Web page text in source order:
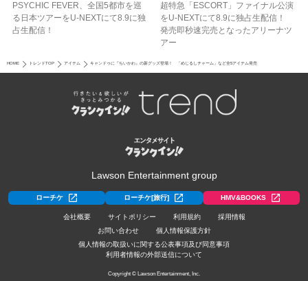
PSYCHIC FEVER、全国5都市を巡
る日本ツアーをU‐NEXTにて8.9に独
占生配信！
超特急「ESCORT」ファイナル公演
をU-NEXTにて8.9に独占生配信！
発売即秒速完売となったアリーナツ
アー
HOME トレンドTOP アイテム キャンドゥに『ちいかわ』の新グッズ登場！ 「めじるしチャーム」など全5アイテム発売
Lawson Entertainment group
ローチケ ローチケ[旅行] HMV&BOOKS
会社概要 サイトポリシー 利用規約
採用情報
お問い合わせ
個人情報保護方針
個人情報の取扱いに関する公表事項及び同意事項
利用者情報の外部送信について
Copyright © Lawson Entertainment, Inc.